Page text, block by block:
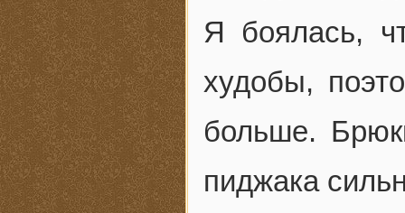
Я боялась,
худобы,
больше.
пиджака